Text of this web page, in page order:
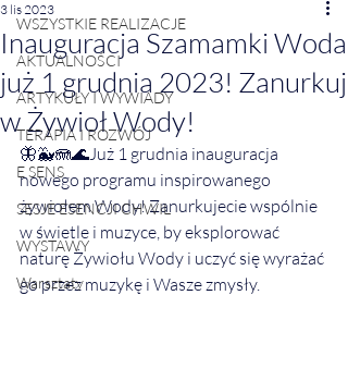
WSZYSTKIE REALIZACJE
AKTUALNOŚCI
ARTYKUŁY I WYWIADY
TERAPIA I ROZWÓJ
E SENS
SESJE ESENCJI CHWIL
WYSTAWY
Warsztaty
Inauguracja Szamamki Woda
już 1 grudnia 2023! Zanurkuj
w Żywioł Wody!
3 lis 2023
🦋🐳🪼🌊Już 1 grudnia inauguracja
nowego programu inspirowanego
żywiołem Wody! Zanurkujecie wspólnie
w świetle i muzyce, by eksplorować
naturę Żywiołu Wody i uczyć się wyrażać
go przez muzykę i Wasze zmysły.